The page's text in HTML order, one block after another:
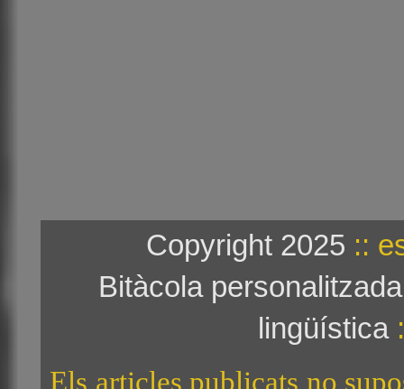
Copyright 2025 ::
Bitàcola
lingüística
Els articles publicats no